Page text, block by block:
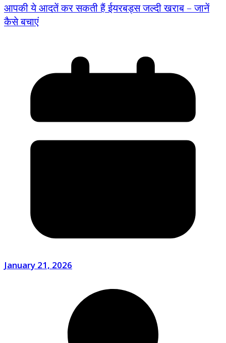
आपकी ये आदतें कर सकती हैं ईयरबड्स जल्दी खराब – जानें
कैसे बचाएं
January 21, 2026